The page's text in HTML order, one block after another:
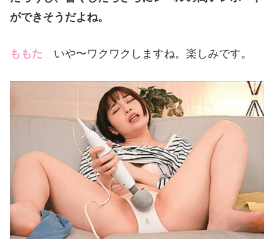
ができそうだよね。
ももた いや〜ワクワクしますね。楽しみです。